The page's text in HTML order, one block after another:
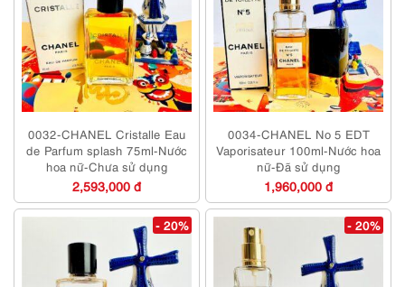
0032-CHANEL Cristalle Eau
de Parfum splash 75ml-Nước
hoa nữ-Chưa sử dụng
2,593,000 đ
0034-CHANEL No 5 EDT
Vaporisateur 100ml-Nước hoa
nữ-Đã sử dụng
1,960,000 đ
- 20% - 20%